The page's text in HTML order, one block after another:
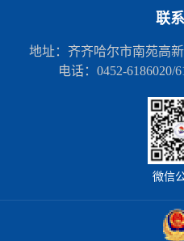
联
地址：齐齐哈尔市南苑高
电话：0452-6186020/
微信